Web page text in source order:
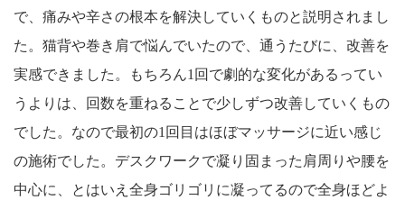
で、痛みや辛さの根本を解決していくものと説明されまし
た。猫背や巻き肩で悩んでいたので、通うたびに、改善を
実感できました。もちろん1回で劇的な変化があるってい
うよりは、回数を重ねることで少しずつ改善していくもの
でした。なので最初の1回目はほぼマッサージに近い感じ
の施術でした。デスクワークで凝り固まった肩周りや腰を
中心に、とはいえ全身ゴリゴリに凝ってるので全身ほどよ